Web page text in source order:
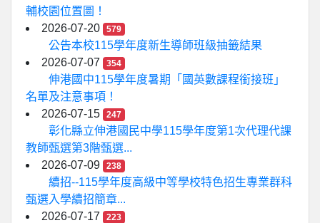
輔校園位置圖！
2026-07-20
579
公告本校115學年度新生導師班級抽籤結果
2026-07-07
354
伸港國中115學年度暑期「國英數課程銜接班」
名單及注意事項！
2026-07-15
247
彰化縣立伸港國民中學115學年度第1次代理代課
教師甄選第3階甄選...
2026-07-09
238
續招--115學年度高級中等學校特色招生專業群科
甄選入學續招簡章...
2026-07-17
223